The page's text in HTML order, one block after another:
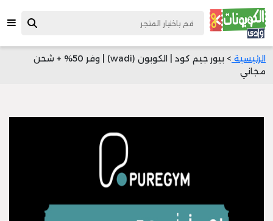
الرئيسية
> بيور جيم كود | الكوبون (wadi) | وفر 50% + شحن
مجاني